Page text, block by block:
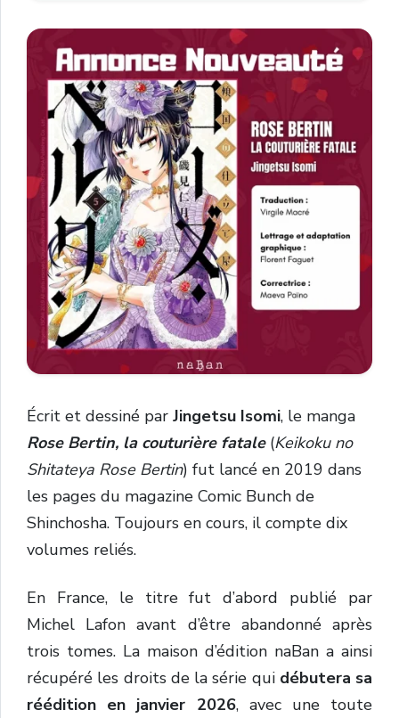
Écrit et dessiné par Jingetsu Isomi, le manga
Rose Bertin, la couturière fatale(Keikoku no
Shitateya Rose Bertin) fut lancé en 2019 dans
les pages du magazine Comic Bunch de
Shinchosha. Toujours en cours, il compte dix
volumes reliés.
En France, le titre fut d’abord publié par
Michel Lafon avant d’être abandonné après
trois tomes. La maison d’édition naBan a ainsi
récupéré les droits de la série qui débutera sa
réédition en janvier 2026, avec une toute